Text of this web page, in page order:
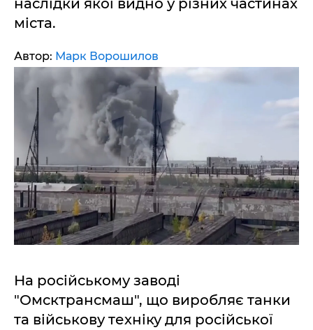
наслідки якої видно у різних частинах
міста.
Автор: Марк Ворошилов
На російському заводі
"Омсктрансмаш", що виробляє танки
та військову техніку для російської